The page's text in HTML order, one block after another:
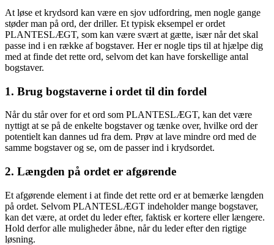
At løse et krydsord kan være en sjov udfordring, men nogle gange
støder man på ord, der driller. Et typisk eksempel er ordet
PLANTESLÆGT, som kan være svært at gætte, især når det skal
passe ind i en række af bogstaver. Her er nogle tips til at hjælpe dig
med at finde det rette ord, selvom det kan have forskellige antal
bogstaver.
1. Brug bogstaverne i ordet til din fordel
Når du står over for et ord som PLANTESLÆGT, kan det være
nyttigt at se på de enkelte bogstaver og tænke over, hvilke ord der
potentielt kan dannes ud fra dem. Prøv at lave mindre ord med de
samme bogstaver og se, om de passer ind i krydsordet.
2. Længden på ordet er afgørende
Et afgørende element i at finde det rette ord er at bemærke længden
på ordet. Selvom PLANTESLÆGT indeholder mange bogstaver,
kan det være, at ordet du leder efter, faktisk er kortere eller længere.
Hold derfor alle muligheder åbne, når du leder efter den rigtige
løsning.